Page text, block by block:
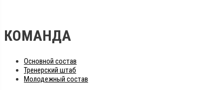
КОМАНДА
Основной состав
Тренерский штаб
Молодежный состав